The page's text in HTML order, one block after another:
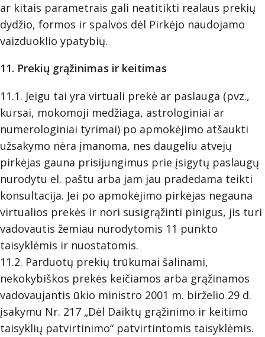
ar kitais parametrais gali neatitikti realaus prekių
dydžio, formos ir spalvos dėl Pirkėjo naudojamo
vaizduoklio ypatybių.
11. Prekių grąžinimas ir keitimas
11.1. Jeigu tai yra virtuali prekė ar paslauga (pvz.,
kursai, mokomoji medžiaga, astrologiniai ar
numerologiniai tyrimai) po apmokėjimo atšaukti
užsakymo nėra įmanoma, nes daugeliu atvejų
pirkėjas gauna prisijungimus prie įsigytų paslaugų
nurodytu el. paštu arba jam jau pradedama teikti
konsultacija. Jei po apmokėjimo pirkėjas negauna
virtualios prekės ir nori susigrąžinti pinigus, jis turi
vadovautis žemiau nurodytomis 11 punkto
taisyklėmis ir nuostatomis.
11.2. Parduotų prekių trūkumai šalinami,
nekokybiškos prekės keičiamos arba grąžinamos
vadovaujantis ūkio ministro 2001 m. birželio 29 d.
įsakymu Nr. 217 „Dėl Daiktų grąžinimo ir keitimo
taisyklių patvirtinimo“ patvirtintomis taisyklėmis.